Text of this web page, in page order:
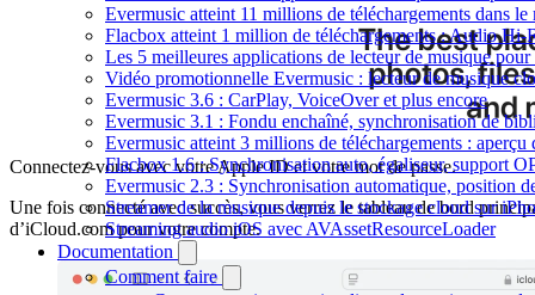
Evermusic atteint 11 millions de téléchargements dans le
Flacbox atteint 1 million de téléchargements : Audio Hi-
Les 5 meilleures applications de lecteur de musique
Vidéo promotionnelle Evermusic : lecteur de musique
Evermusic 3.6 : CarPlay, VoiceOver et plus encore
Evermusic 3.1 : Fondu enchaîné, synchronisation de
Evermusic atteint 3 millions de téléchargements : aperçu
Flacbox 1.6 : Synchronisation auto, égaliseur, support
Evermusic 2.3 : Synchronisation automatique, position
Streamer de la musique depuis le stockage cloud sur
Streaming audio iOS avec AVAssetResourceLoader
Documentation
Comment faire
Connectez-vous avec votre Apple ID et votre mot de passe.
Une fois connecté avec succès, vous verrez le tableau de bord
d’iCloud.com pour votre compte.